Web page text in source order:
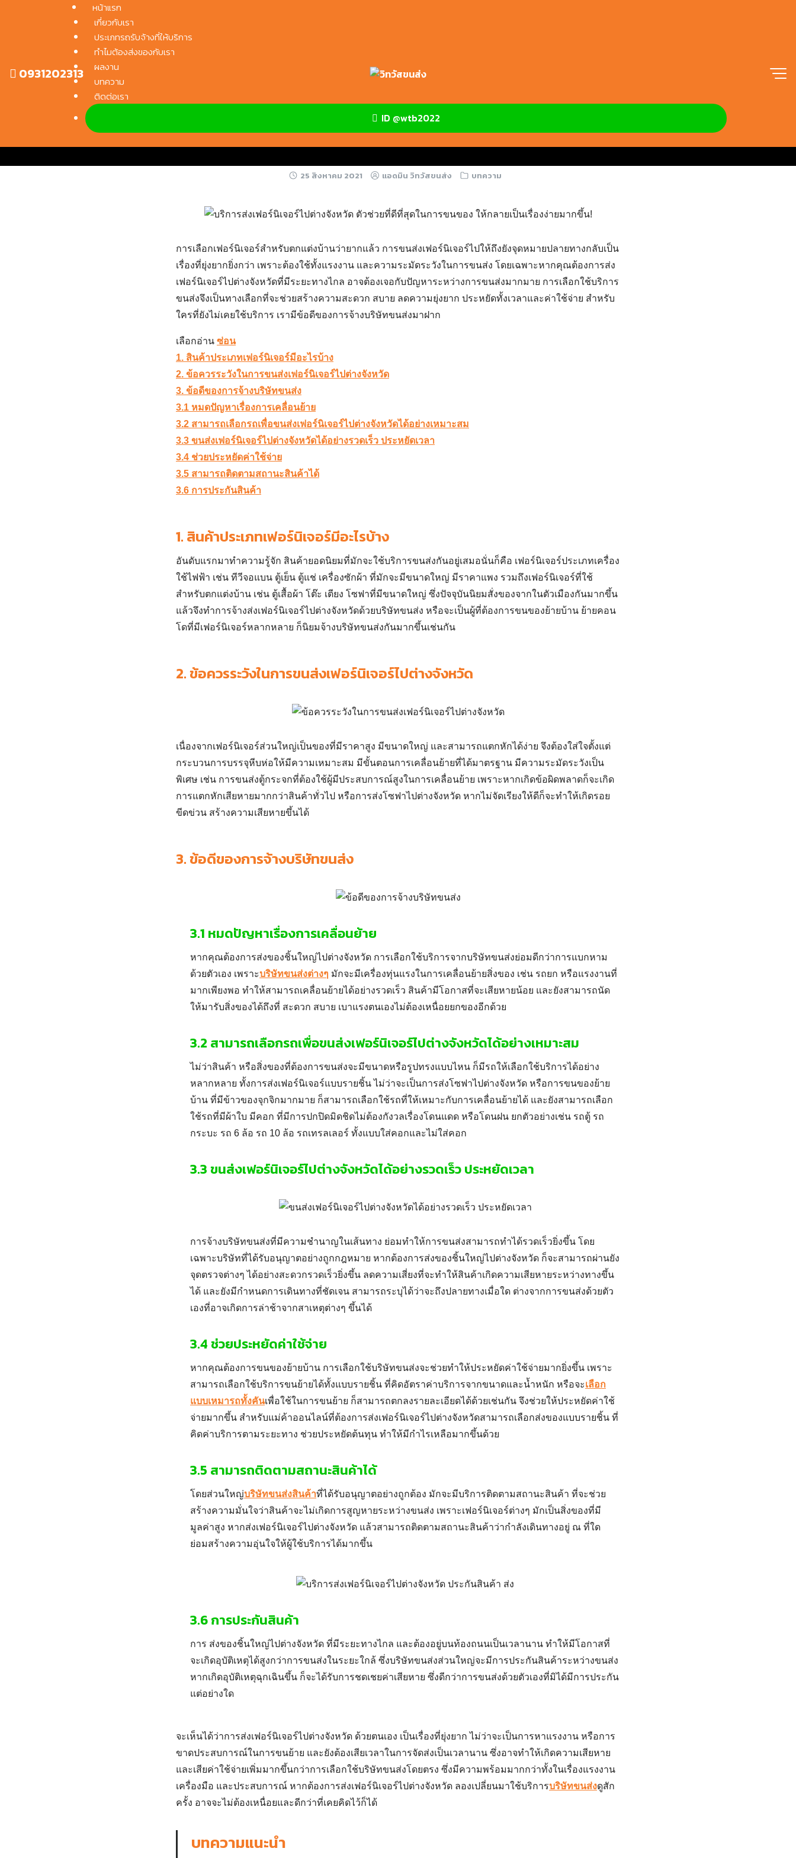
0931202313
หน้าแรก
เกี่ยวกับเรา
ประเภทรถรับจ้างที่ให้บริการ
ทำไมต้องส่งของกับเรา
ผลงาน
บทความ
ติดต่อเรา
ID @wtb2022
Search
for:
บริการส่งเฟอร์นิเจอร์ไปต่างจังหวัด ตัวช่วยที่ดีที่สุดในการขนของ ให้กลายเป็นเรื่อง
ง่ายมากขึ้น!
25 สิงหาคม 2021 แอดมิน วิทวัสขนส่ง บทความ
การเลือกเฟอร์นิเจอร์สำหรับตกแต่งบ้านว่ายากแล้ว การขนส่งเฟอร์นิเจอร์ไปให้ถึงยังจุดหมายปลายทางกลับเป็น
เรื่องที่ยุ่งยากยิ่งกว่า เพราะต้องใช้ทั้งแรงงาน และความระมัดระวังในการขนส่ง โดยเฉพาะหากคุณต้องการส่ง
เฟอร์นิเจอร์ไปต่างจังหวัดที่มีระยะทางไกล อาจต้องเจอกับปัญหาระหว่างการขนส่งมากมาย การเลือกใช้บริการ
ขนส่งจึงเป็นทางเลือกที่จะช่วยสร้างความสะดวก สบาย ลดความยุ่งยาก ประหยัดทั้งเวลาและค่าใช้จ่าย สำหรับ
ใครที่ยังไม่เคยใช้บริการ เรามีข้อดีของการจ้างบริษัทขนส่งมาฝาก
เลือกอ่าน ซ่อน
1. สินค้าประเภทเฟอร์นิเจอร์มีอะไรบ้าง
2. ข้อควรระวังในการขนส่งเฟอร์นิเจอร์ไปต่างจังหวัด
3. ข้อดีของการจ้างบริษัทขนส่ง
3.1 หมดปัญหาเรื่องการเคลื่อนย้าย
3.2 สามารถเลือกรถเพื่อขนส่งเฟอร์นิเจอร์ไปต่างจังหวัดได้อย่างเหมาะสม
3.3 ขนส่งเฟอร์นิเจอร์ไปต่างจังหวัดได้อย่างรวดเร็ว ประหยัดเวลา
3.4 ช่วยประหยัดค่าใช้จ่าย
3.5 สามารถติดตามสถานะสินค้าได้
3.6 การประกันสินค้า
1. สินค้าประเภทเฟอร์นิเจอร์มีอะไรบ้าง
อันดับแรกมาทำความรู้จัก สินค้ายอดนิยมที่มักจะใช้บริการขนส่งกันอยู่เสมอนั่นก็คือ เฟอร์นิเจอร์ประเภทเครื่อง
ใช้ไฟฟ้า เช่น ทีวีจอแบน ตู้เย็น ตู้แช่ เครื่องซักผ้า ที่มักจะมีขนาดใหญ่ มีราคาแพง รวมถึงเฟอร์นิเจอร์ที่ใช้
สำหรับตกแต่งบ้าน เช่น ตู้เสื้อผ้า โต๊ะ เตียง โซฟาที่มีขนาดใหญ่ ซึ่งปัจจุบันนิยมสั่งของจากในตัวเมืองกันมากขึ้น
แล้วจึงทำการจ้างส่งเฟอร์นิเจอร์ไปต่างจังหวัดด้วยบริษัทขนส่ง หรือจะเป็นผู้ที่ต้องการขนของย้ายบ้าน ย้ายคอน
โดที่มีเฟอร์นิเจอร์หลากหลาย ก็นิยมจ้างบริษัทขนส่งกันมากขึ้นเช่นกัน
2.ข้อควรระวังในการขนส่งเฟอร์นิเจอร์ไปต่างจังหวัด
เนื่องจากเฟอร์นิเจอร์ส่วนใหญ่เป็นของที่มีราคาสูง มีขนาดใหญ่ และสามารถแตกหักได้ง่าย จึงต้องใส่ใจตั้งแต่
กระบวนการบรรจุหีบห่อให้มีความเหมาะสม มีขั้นตอนการเคลื่อนย้ายที่ได้มาตรฐาน มีความระมัดระวังเป็น
พิเศษ เช่น การขนส่งตู้กระจกที่ต้องใช้ผู้มีประสบการณ์สูงในการเคลื่อนย้าย เพราะหากเกิดข้อผิดพลาดก็จะเกิด
การแตกหักเสียหายมากกว่าสินค้าทั่วไป หรือการส่งโซฟาไปต่างจังหวัด หากไม่จัดเรียงให้ดีก็จะทำให้เกิดรอย
ขีดข่วน สร้างความเสียหายขึ้นได้
3.ข้อดีของการจ้างบริษัทขนส่ง
3.1 หมดปัญหาเรื่องการเคลื่อนย้าย
หากคุณต้องการส่งของชิ้นใหญ่ไปต่างจังหวัด การเลือกใช้บริการจากบริษัทขนส่งย่อมดีกว่าการแบกหาม
ด้วยตัวเอง เพราะบริษัทขนส่งต่างๆ มักจะมีเครื่องทุ่นแรงในการเคลื่อนย้ายสิ่งของ เช่น รถยก หรือแรงงานที่
มากเพียงพอ ทำให้สามารถเคลื่อนย้ายได้อย่างรวดเร็ว สินค้ามีโอกาสที่จะเสียหายน้อย และยังสามารถนัด
ให้มารับสิ่งของได้ถึงที่ สะดวก สบาย เบาแรงตนเองไม่ต้องเหนื่อยยกของอีกด้วย
3.2 สามารถเลือกรถเพื่อขนส่งเฟอร์นิเจอร์ไปต่างจังหวัดได้อย่างเหมาะสม
ไม่ว่าสินค้า หรือสิ่งของที่ต้องการขนส่งจะมีขนาดหรือรูปทรงแบบไหน ก็มีรถให้เลือกใช้บริการได้อย่าง
หลากหลาย ทั้งการส่งเฟอร์นิเจอร์แบบรายชิ้น ไม่ว่าจะเป็นการส่งโซฟาไปต่างจังหวัด หรือการขนของย้าย
บ้าน ที่มีข้าวของจุกจิกมากมาย ก็สามารถเลือกใช้รถที่ให้เหมาะกับการเคลื่อนย้ายได้ และยังสามารถเลือก
ใช้รถที่มีผ้าใบ มีคอก ที่มีการปกปิดมิดชิดไม่ต้องกังวลเรื่องโดนแดด หรือโดนฝน ยกตัวอย่างเช่น รถตู้ รถ
กระบะ รถ 6 ล้อ รถ 10 ล้อ รถเทรลเลอร์ ทั้งแบบใส่คอกและไม่ใส่คอก
3.3 ขนส่งเฟอร์นิเจอร์ไปต่างจังหวัดได้อย่างรวดเร็ว ประหยัดเวลา
การจ้างบริษัทขนส่งที่มีความชำนาญในเส้นทาง ย่อมทำให้การขนส่งสามารถทำได้รวดเร็วยิ่งขึ้น โดย
เฉพาะบริษัทที่ได้รับอนุญาตอย่างถูกกฎหมาย หากต้องการส่งของชิ้นใหญ่ไปต่างจังหวัด ก็จะสามารถผ่านยัง
จุดตรวจต่างๆ ได้อย่างสะดวกรวดเร็วยิ่งขึ้น ลดความเสี่ยงที่จะทำให้สินค้าเกิดความเสียหายระหว่างทางขึ้น
ได้ และยังมีกำหนดการเดินทางที่ชัดเจน สามารถระบุได้ว่าจะถึงปลายทางเมื่อใด ต่างจากการขนส่งด้วยตัว
เองที่อาจเกิดการล่าช้าจากสาเหตุต่างๆ ขึ้นได้
3.4 ช่วยประหยัดค่าใช้จ่าย
หากคุณต้องการขนของย้ายบ้าน การเลือกใช้บริษัทขนส่งจะช่วยทำให้ประหยัดค่าใช้จ่ายมากยิ่งขึ้น เพราะ
สามารถเลือกใช้บริการขนย้ายได้ทั้งแบบรายชิ้น ที่คิดอัตราค่าบริการจากขนาดและน้ำหนัก หรือจะเลือก
แบบเหมารถทั้งคันเพื่อใช้ในการขนย้าย ก็สามารถตกลงรายละเอียดได้ด้วยเช่นกัน จึงช่วยให้ประหยัดค่าใช้
จ่ายมากขึ้น สำหรับแม่ค้าออนไลน์ที่ต้องการส่งเฟอร์นิเจอร์ไปต่างจังหวัดสามารถเลือกส่งของแบบรายชิ้น ที่
คิดค่าบริการตามระยะทาง ช่วยประหยัดต้นทุน ทำให้มีกำไรเหลือมากขึ้นด้วย
3.5 สามารถติดตามสถานะสินค้าได้
โดยส่วนใหญ่บริษัทขนส่งสินค้าที่ได้รับอนุญาตอย่างถูกต้อง มักจะมีบริการติดตามสถานะสินค้า ที่จะช่วย
สร้างความมั่นใจว่าสินค้าจะไม่เกิดการสูญหายระหว่างขนส่ง เพราะเฟอร์นิเจอร์ต่างๆ มักเป็นสิ่งของที่มี
มูลค่าสูง หากส่งเฟอร์นิเจอร์ไปต่างจังหวัด แล้วสามารถติดตามสถานะสินค้าว่ากำลังเดินทางอยู่ ณ ที่ใด
ย่อมสร้างความอุ่นใจให้ผู้ใช้บริการได้มากขึ้น
3.6 การประกันสินค้า
การ ส่งของชิ้นใหญ่ไปต่างจังหวัด ที่มีระยะทางไกล และต้องอยู่บนท้องถนนเป็นเวลานาน ทำให้มีโอกาสที่
จะเกิดอุบัติเหตุได้สูงกว่าการขนส่งในระยะใกล้ ซึ่งบริษัทขนส่งส่วนใหญ่จะมีการประกันสินค้าระหว่างขนส่ง
หากเกิดอุบัติเหตุฉุกเฉินขึ้น ก็จะได้รับการชดเชยค่าเสียหาย ซึ่งดีกว่าการขนส่งด้วยตัวเองที่มิได้มีการประกัน
แต่อย่างใด
จะเห็นได้ว่าการส่งเฟอร์นิเจอร์ไปต่างจังหวัด ด้วยตนเอง เป็นเรื่องที่ยุ่งยาก ไม่ว่าจะเป็นการหาแรงงาน หรือการ
ขาดประสบการณ์ในการขนย้าย และยังต้องเสียเวลาในการจัดส่งเป็นเวลานาน ซึ่งอาจทำให้เกิดความเสียหาย
และเสียค่าใช้จ่ายเพิ่มมากขึ้นกว่าการเลือกใช้บริษัทขนส่งโดยตรง ซึ่งมีความพร้อมมากกว่าทั้งในเรื่องแรงงาน
เครื่องมือ และประสบการณ์ หากต้องการส่งเฟอร์นิเจอร์ไปต่างจังหวัด ลองเปลี่ยนมาใช้บริการบริษัทขนส่งดูสัก
ครั้ง อาจจะไม่ต้องเหนื่อยและดีกว่าที่เคยคิดไว้ก็ได้
บทความแนะนำ